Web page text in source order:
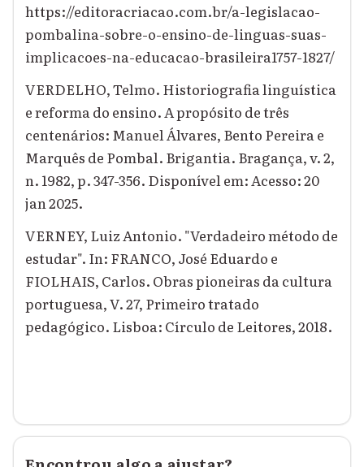
https://editoracriacao.com.br/a-legislacao-
pombalina-sobre-o-ensino-de-linguas-suas-
implicacoes-na-educacao-brasileira1757-1827/
VERDELHO, Telmo. Historiografia linguística
e reforma do ensino. A propósito de três
centenários: Manuel Álvares, Bento Pereira e
Marquês de Pombal. Brigantia. Bragança, v. 2,
n. 1982, p. 347-356. Disponível em: Acesso: 20
jan 2025.
VERNEY, Luiz Antonio. "Verdadeiro método de
estudar". In: FRANCO, José Eduardo e
FIOLHAIS, Carlos. Obras pioneiras da cultura
portuguesa, V. 27, Primeiro tratado
pedagógico. Lisboa: Círculo de Leitores, 2018.
Encontrou algo a ajustar?